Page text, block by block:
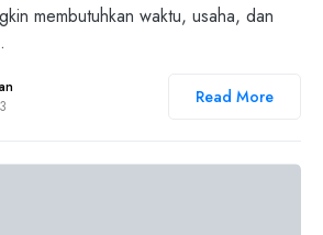
membutuhkan waktu, usaha, dan
Read More